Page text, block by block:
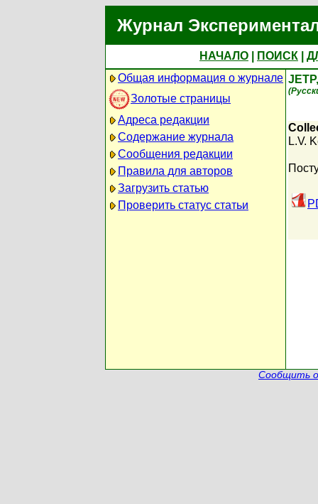
Журнал
НАЧАЛО ПОИСК
Общая информация о журнале
Золотые страницы
Адреса редакции
Содержание журнала
Сообщения редакции
Правила для авторов
Загрузить статью
Проверить статус статьи
L.V.
Сообщить о